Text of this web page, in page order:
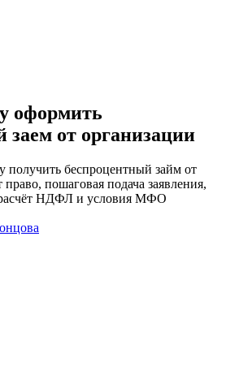
оформить
заем от организации
получить беспроцентный займ от
право, пошаговая подача заявления,
НДФЛ и условия МФО